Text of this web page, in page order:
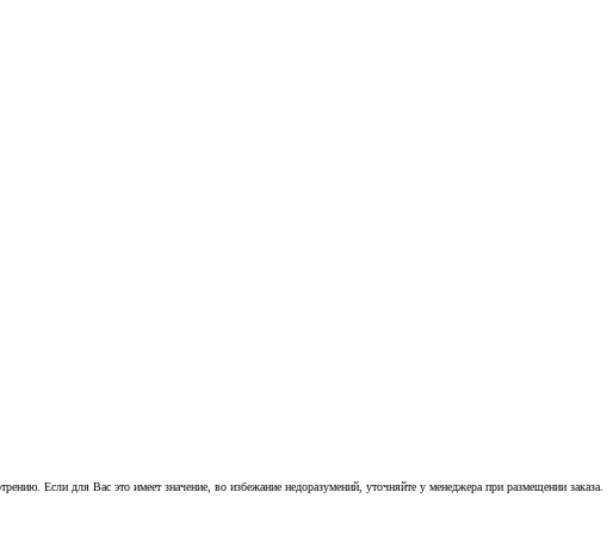
Если для Вас это имеет значение, во избежание недоразумений, уточняйте у менеджера при размещении заказа.